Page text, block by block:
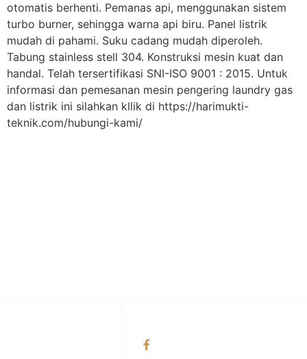
otomatis berhenti. Pemanas api, menggunakan sistem
turbo burner, sehingga warna api biru. Panel listrik
mudah di pahami. Suku cadang mudah diperoleh.
Tabung stainless stell 304. Konstruksi mesin kuat dan
handal. Telah tersertifikasi SNI-ISO 9001 : 2015. Untuk
informasi dan pemesanan mesin pengering laundry gas
dan listrik ini silahkan kllik di https://harimukti-
teknik.com/hubungi-kami/